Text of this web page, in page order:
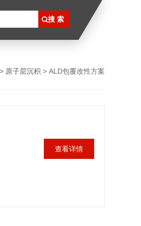
> 原子层沉积 > ALD包覆改性方案
查看详情